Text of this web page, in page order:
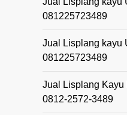
081225723489
Jual Lisplang kayu
081225723489
Jual Lisplang Kayu
0812-2572-3489